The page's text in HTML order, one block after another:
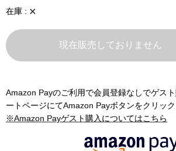
在庫 ×
現在販売しておりません
Amazon Payのご利用で会員登録なしでゲス
ートページにてAmazon Payボタンをクリック
※Amazon Payゲスト購入についてはこちら